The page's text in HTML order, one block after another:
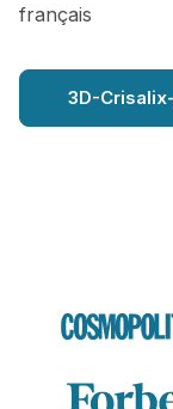
français
3D-